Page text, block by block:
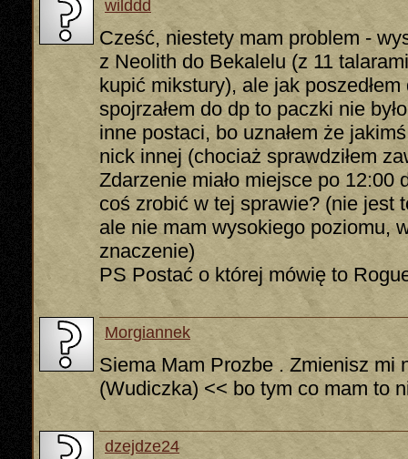
wilddd
Cześć, niestety mam problem -
z Neolith do Bekalelu (z 11
kupić mikstury), ale jak
spojrzałem do dp to paczki nie
inne postaci, bo uznałem że
nick innej (chociaż sprawdziłem
Zdarzenie miało miejsce po 12:00
coś zrobić w tej sprawie? (nie jest
ale nie mam wysokiego poziomu,
znaczenie)
PS Postać o której mówię to
Morgiannek
Siema Mam Prozbe . Zmienisz mi
(Wudiczka) << bo tym co mam to
dzejdze24